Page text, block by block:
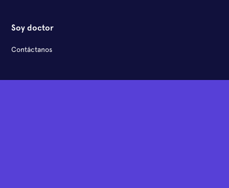
Soy doctor
Contáctanos